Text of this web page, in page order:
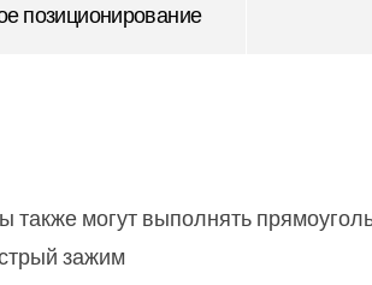
позиционирование
могут выполнять
зажим